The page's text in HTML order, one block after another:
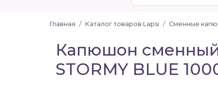
Главная Каталог товаров Lapsi Сменные
Капюшон
STORMY BLUE